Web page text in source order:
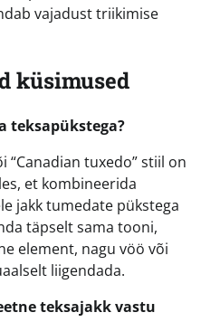
vajadust triikimise
küsimused
teksapükstega?
“Canadian tuxedo” stiil on
et kombineerida
jakk tumedate pükstega
täpselt sama tooni,
element, nagu vöö või
liigendada.
teksajakk vastu